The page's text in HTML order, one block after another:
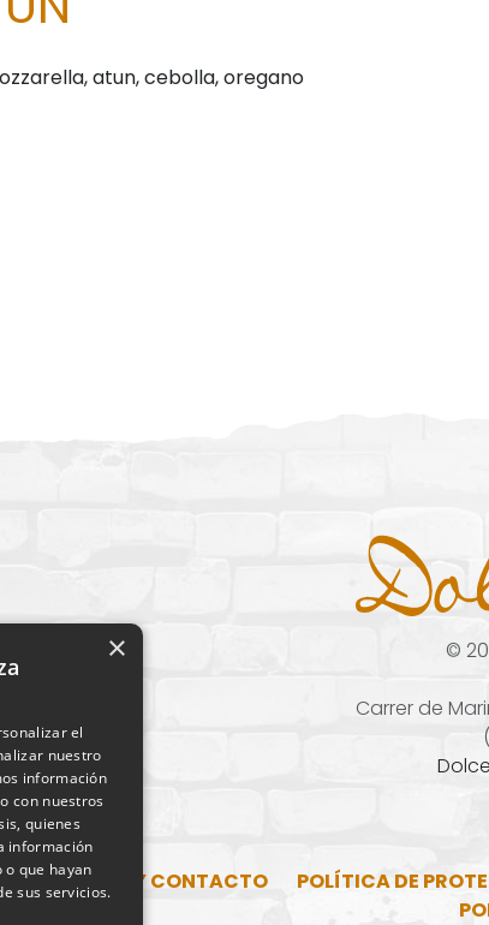
atun, cebolla, oregano
©
Carrer de
SITUACIÓN Y CONTACTO POLÍTICA DE
×
el
nuestro
información
con nuestros
quienes
información
que hayan
sus servicios.